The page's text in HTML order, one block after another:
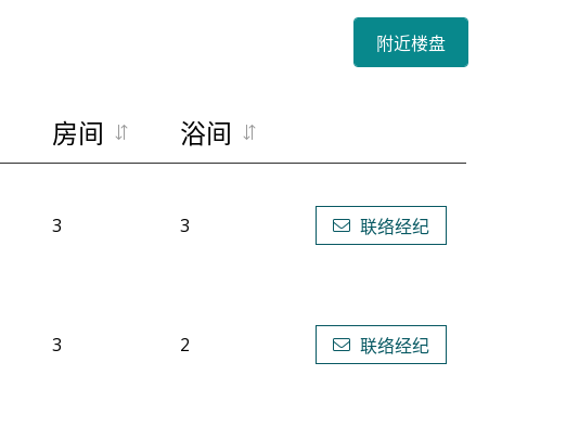
附近楼盘
房间 浴间
3 3 联络经纪
3 2 联络经纪